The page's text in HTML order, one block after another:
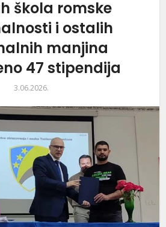
škola romske
i ostalih
manjina
47 stipendija
3.06.2026.